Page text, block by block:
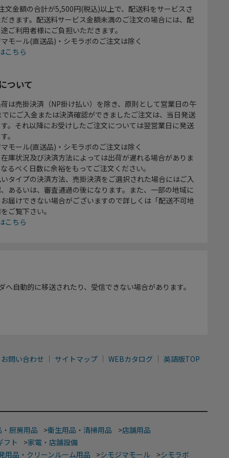
文金額の合計が5,500円(税込)以上で、配送料をサービスさ
きます。配送料サービス金額未満のご注文の場合には、配
ご利用者様にご負担いただきます。
モール(直送品)・シモラボのご注文は除く
こちら
ついて
は売掛決済（NP掛け払い）を除き、原則として営業日の午
にご入金または決済確認ができましたご注文は、当日発送
。それ以降にお受けしたご注文については翌営業日に発送
。
モール(直送品)・シモラボのご注文は除く
庫状況及び決済方法によっては出荷が遅れる場合がありま
るべく日数に余裕をもってご注文ください。
タイプの決済方法、売掛決済をご選択された場合にはご入
あるいは、審査通過の後になります。また、一部の地域に
届けできない場合がございますので詳しくは「配送不可地
ご覧下さい。
こちら
自動的に移送されたり、受信できない場合があります。
お問い合わせ サイトマップ WEBカタログ 英語版TOP
厨房用品 >衛生用品・清掃用品 >店舗用品
フト
>家電・店舗設備
用品・クリーンルーム用品
>シモジマモール >シモラボ